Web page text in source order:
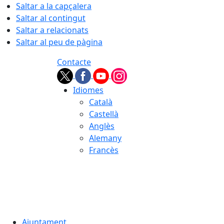
Saltar a la capçalera
Saltar al contingut
Saltar a relacionats
Saltar al peu de pàgina
Contacte
Idiomes
Català
Castellà
Anglès
Alemany
Francès